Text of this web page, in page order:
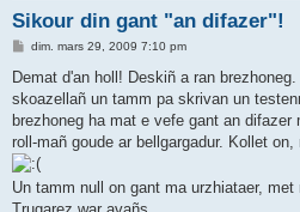
Sikour din gant "an difazer"!
M
s
a
g
dim. mars 29, 2009 7:10 pm
Demat d'an holl! Deskiñ a ran
skoazellañ un tamm pa skrivan un
brezhoneg ha mat e vefe gant an
roll-mañ goude ar bellgargadur. Kollet
Un tamm null on gant ma urzhiataer,